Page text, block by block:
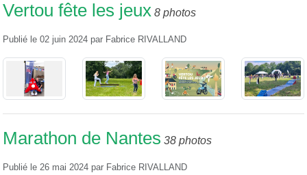
Vertou fête les jeux 8 photos
Publié le 02 juin 2024 par Fabrice RIVALLAND
Marathon de Nantes 38 photos
Publié le 26 mai 2024 par Fabrice RIVALLAND